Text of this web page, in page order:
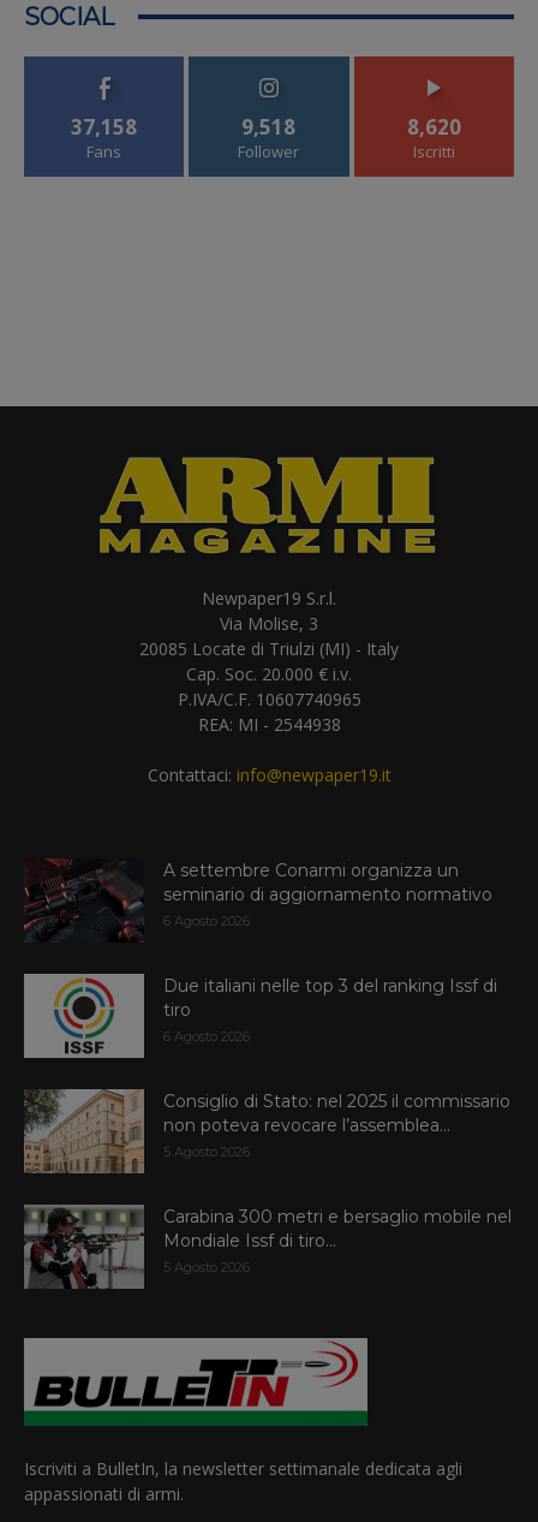
SOCIAL
37,158
Fans
9,518
Follower
8,620
Iscritti
Newpaper19 S.r.l.
Via Molise, 3
20085 Locate di Triulzi (MI) - Italy
Cap. Soc. 20.000 € i.v.
P.IVA/C.F. 10607740965
REA: MI - 2544938
Contattaci: info@newpaper19.it
A settembre Conarmi organizza un
seminario di aggiornamento normativo
6 Agosto 2026
Due italiani nelle top 3 del ranking Issf di
tiro
6 Agosto 2026
Consiglio di Stato: nel 2025 il commissario
non poteva revocare l’assemblea...
5 Agosto 2026
Carabina 300 metri e bersaglio mobile nel
Mondiale Issf di tiro...
5 Agosto 2026
Iscriviti a BulletIn, la newsletter settimanale dedicata agli
appassionati di armi.